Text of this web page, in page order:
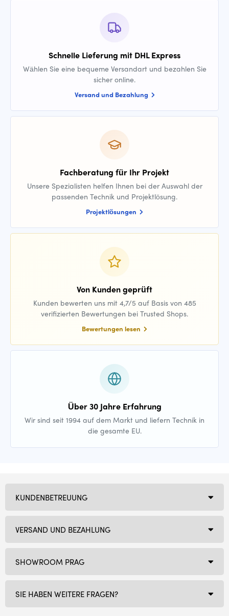
Schnelle Lieferung mit DHL Express
Wählen Sie eine bequeme Versandart und bezahlen Sie
sicher online.
Versand und Bezahlung
Fachberatung für Ihr Projekt
Unsere Spezialisten helfen Ihnen bei der Auswahl der
passenden Technik und Projektlösung.
Projektlösungen
Von Kunden geprüft
Kunden bewerten uns mit 4,7/5 auf Basis von 485
verifizierten Bewertungen bei Trusted Shops.
Bewertungen lesen
Über 30 Jahre Erfahrung
Wir sind seit 1994 auf dem Markt und liefern Technik in
die gesamte EU.
SHOWROOM PRAG
SIE HABEN WEITERE FRAGEN?
KUNDENBETREUUNG
VERSAND UND BEZAHLUNG